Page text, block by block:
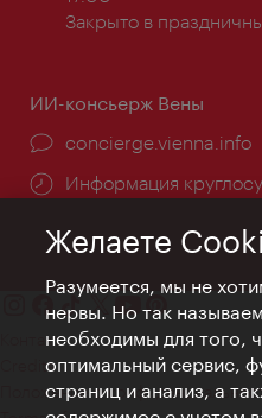
Закрыто в
ИИ-консьерж Вены
concierge.vienna.info
Информация
Контакт
Credits
Положение о
Желаете
Разумеется, мы не
нервы. Но так
необходимы для того,
оптимальный сервис,
страниц и анализ, а